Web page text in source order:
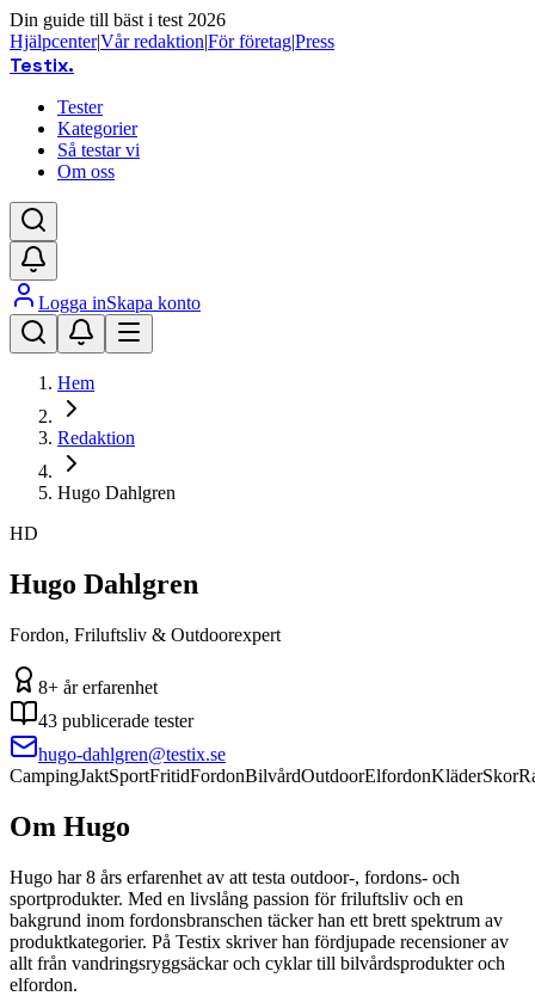
Din guide till bäst i test 2026
Hjälpcenter|Vår redaktion|För företag|Press
Testix.
Tester
Kategorier
Så testar vi
Om oss
Logga inSkapa konto
Hem
Redaktion
Hugo Dahlgren
HD
Hugo Dahlgren
Fordon, Friluftsliv & Outdoorexpert
8+ årerfarenhet
43 publicerade tester
hugo-dahlgren@testix.se
CampingJaktSportFritidFordonBilvårdOutdoorElfordonKläderSkor
Om Hugo
Hugo har 8 års erfarenhet av att testa outdoor-, fordons- och
sportprodukter. Med en livslång passion för friluftsliv och en
bakgrund inom fordonsbranschen täcker han ett brett spektrum av
produktkategorier. På Testix skriver han fördjupade recensioner av
allt från vandringsryggsäckar och cyklar till bilvårdsprodukter och
elfordon.